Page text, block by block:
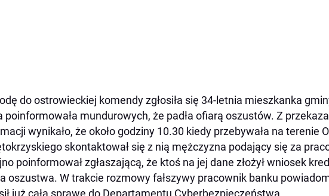
do ostrowieckiej komendy zgłosiła się 34-letnia mieszkanka
poinformowała mundurowych, że padła ofiarą oszustów. Z
wynikało, że około godziny 10.30 kiedy przebywała na terenie
skontaktował się z nią mężczyzna podający się za
poinformował zgłaszającą, że ktoś na jej dane złożył wniosek
oszustwa. W trakcie rozmowy fałszywy pracownik banku
już całą sprawę do Departamentu Cyberbezpieczeństwa.